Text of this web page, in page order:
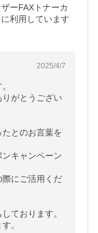
ーFAXトナーカ
利用しています
2025/4/7
りがとうござい
とのお言葉を
キャンペーン
にご活用くだ
ております。
。